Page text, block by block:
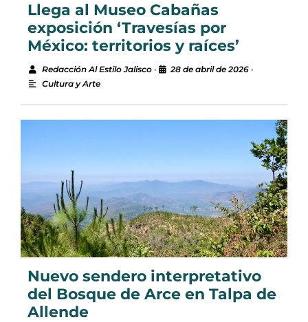
Llega al Museo Cabañas
exposición ‘Travesías por
México: territorios y raíces’
Redacción Al Estilo Jalisco • 28 de abril de 2026 •
Cultura y Arte
Nuevo sendero interpretativo
del Bosque de Arce en Talpa de
Allende